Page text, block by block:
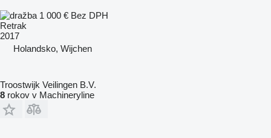
1 000 € Bez DPH
Retrak
2017
Holandsko, Wijchen
Troostwijk Veilingen B.V.
8 rokov v Machineryline